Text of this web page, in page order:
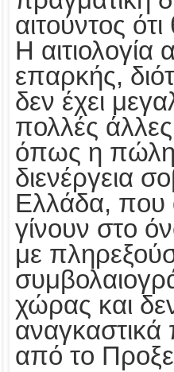
αιτούντος
Η αιτιολογία
επαρκής,
δεν έχει
πολλές
όπως η
διενέργεια
Ελλάδα, που
γίνουν στο
με
χώρας και
αναγκαστικά
από το